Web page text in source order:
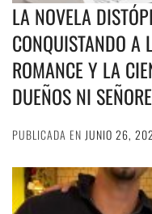
LA NOVELA
CONQUISTANDO A
ROMANCE Y LA
DUEÑOS NI
PUBLICADA EN JUNIO 26,